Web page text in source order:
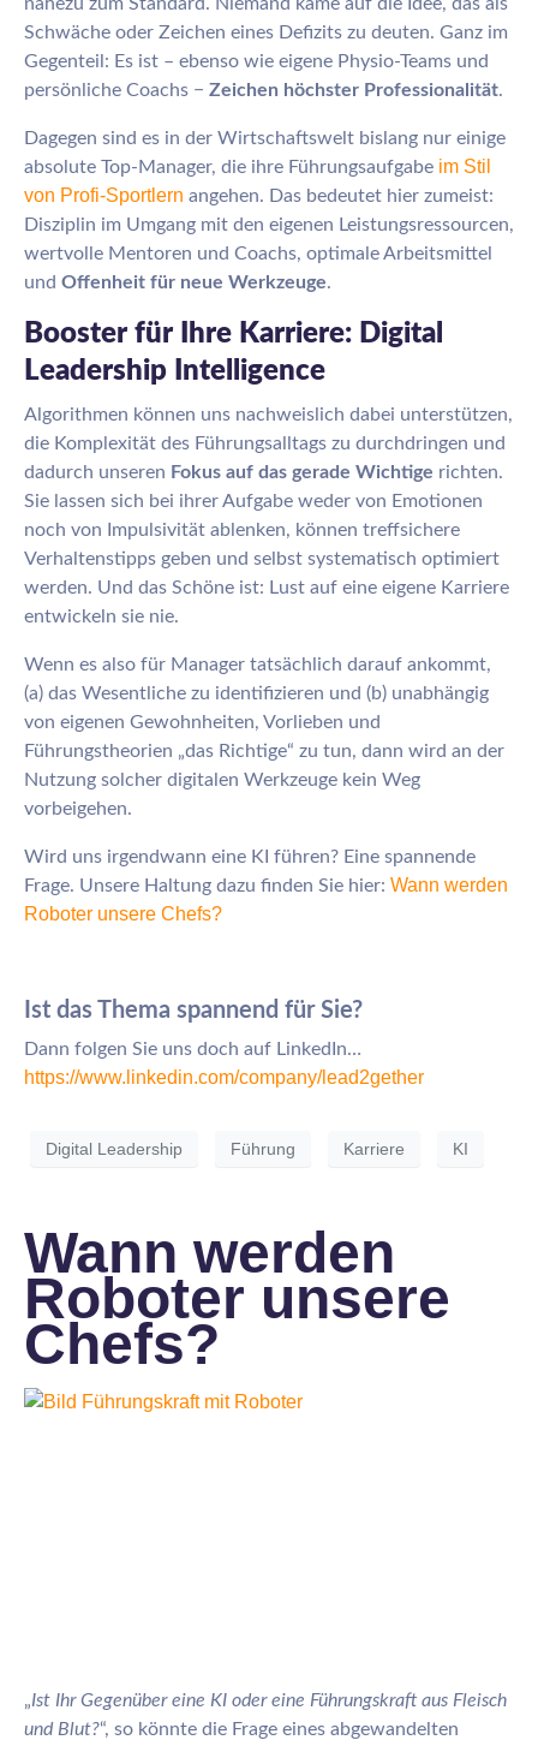
Schwäche oder Zeichen eines Defizits zu deuten. Ganz im
Gegenteil: Es ist – ebenso wie eigene Physio-Teams und
persönliche Coachs − Zeichen höchster Professionalität.
Dagegen sind es in der Wirtschaftswelt bislang nur einige
absolute Top-Manager, die ihre Führungsaufgabe im Stil
von Profi-Sportlern angehen. Das bedeutet hier zumeist:
Disziplin im Umgang mit den eigenen Leistungsressourcen,
wertvolle Mentoren und Coachs, optimale Arbeitsmittel
und Offenheit für neue Werkzeuge.
Booster für Ihre Karriere: Digital
Leadership Intelligence
Algorithmen können uns nachweislich dabei unterstützen,
die Komplexität des Führungsalltags zu durchdringen und
dadurch unseren Fokus auf das gerade Wichtige richten.
Sie lassen sich bei ihrer Aufgabe weder von Emotionen
noch von Impulsivität ablenken, können treffsichere
Verhaltenstipps geben und selbst systematisch optimiert
werden. Und das Schöne ist: Lust auf eine eigene Karriere
entwickeln sie nie.
Wenn es also für Manager tatsächlich darauf ankommt,
(a) das Wesentliche zu identifizieren und (b) unabhängig
von eigenen Gewohnheiten, Vorlieben und
Führungstheorien „das Richtige“ zu tun, dann wird an der
Nutzung solcher digitalen Werkzeuge kein Weg
vorbeigehen.
Wird uns irgendwann eine KI führen? Eine spannende
Frage. Unsere Haltung dazu finden Sie hier: Wann werden
Roboter unsere Chefs?
Ist das Thema spannend für Sie?
Dann folgen Sie uns doch auf LinkedIn…
https://www.linkedin.com/company/lead2gether
Digital Leadership Führung Karriere KI
Wann werden
Roboter unsere
Chefs?
„Ist Ihr Gegenüber eine KI oder eine Führungskraft aus Fleisch
und Blut?“, so könnte die Frage eines abgewandelten